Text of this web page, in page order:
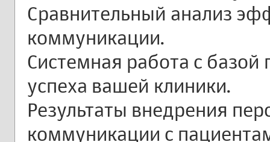
Сравнительный анализ
коммуникации.
Системная работа с
успеха вашей клиники.
Результаты внедрения
коммуникации с